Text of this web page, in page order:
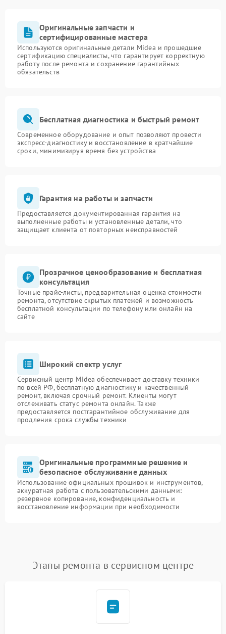
Оригинальные запчасти и
сертифицированные мастера
Используются оригинальные детали Midea и прошедшие
сертификацию специалисты, что гарантирует корректную
работу после ремонта и сохранение гарантийных
обязательств
Бесплатная диагностика и быстрый ремонт
Современное оборудование и опыт позволяют провести
экспресс-диагностику и восстановление в кратчайшие
сроки, минимизируя время без устройства
Гарантия на работы и запчасти
Предоставляется документированная гарантия на
выполненные работы и установленные детали, что
защищает клиента от повторных неисправностей
Прозрачное ценообразование и бесплатная
консультация
Точные прайс-листы, предварительная оценка стоимости
ремонта, отсутствие скрытых платежей и возможность
бесплатной консультации по телефону или онлайн на
сайте
Широкий спектр услуг
Сервисный центр Midea обеспечивает доставку техники
по всей РФ, бесплатную диагностику и качественный
ремонт, включая срочный ремонт. Клиенты могут
отслеживать статус ремонта онлайн. Также
предоставляется постгарантийное обслуживание для
продления срока службы техники
Оригинальные программные решение и
безопасное обслуживание данных
Использование официальных прошивок и инструментов,
аккуратная работа с пользовательскими данными:
резервное копирование, конфиденциальность и
восстановление информации при необходимости
Этапы ремонта в сервисном центре